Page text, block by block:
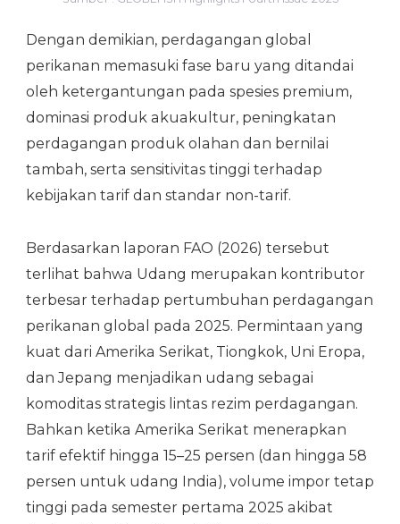
Dengan demikian, perdagangan global
perikanan memasuki fase baru yang ditandai
oleh ketergantungan pada spesies premium,
dominasi produk akuakultur, peningkatan
perdagangan produk olahan dan bernilai
tambah, serta sensitivitas tinggi terhadap
kebijakan tarif dan standar non-tarif.
Berdasarkan laporan FAO (2026) tersebut
terlihat bahwa Udang merupakan kontributor
terbesar terhadap pertumbuhan perdagangan
perikanan global pada 2025. Permintaan yang
kuat dari Amerika Serikat, Tiongkok, Uni Eropa,
dan Jepang menjadikan udang sebagai
komoditas strategis lintas rezim perdagangan.
Bahkan ketika Amerika Serikat menerapkan
tarif efektif hingga 15–25 persen (dan hingga 58
persen untuk udang India), volume impor tetap
tinggi pada semester pertama 2025 akibat